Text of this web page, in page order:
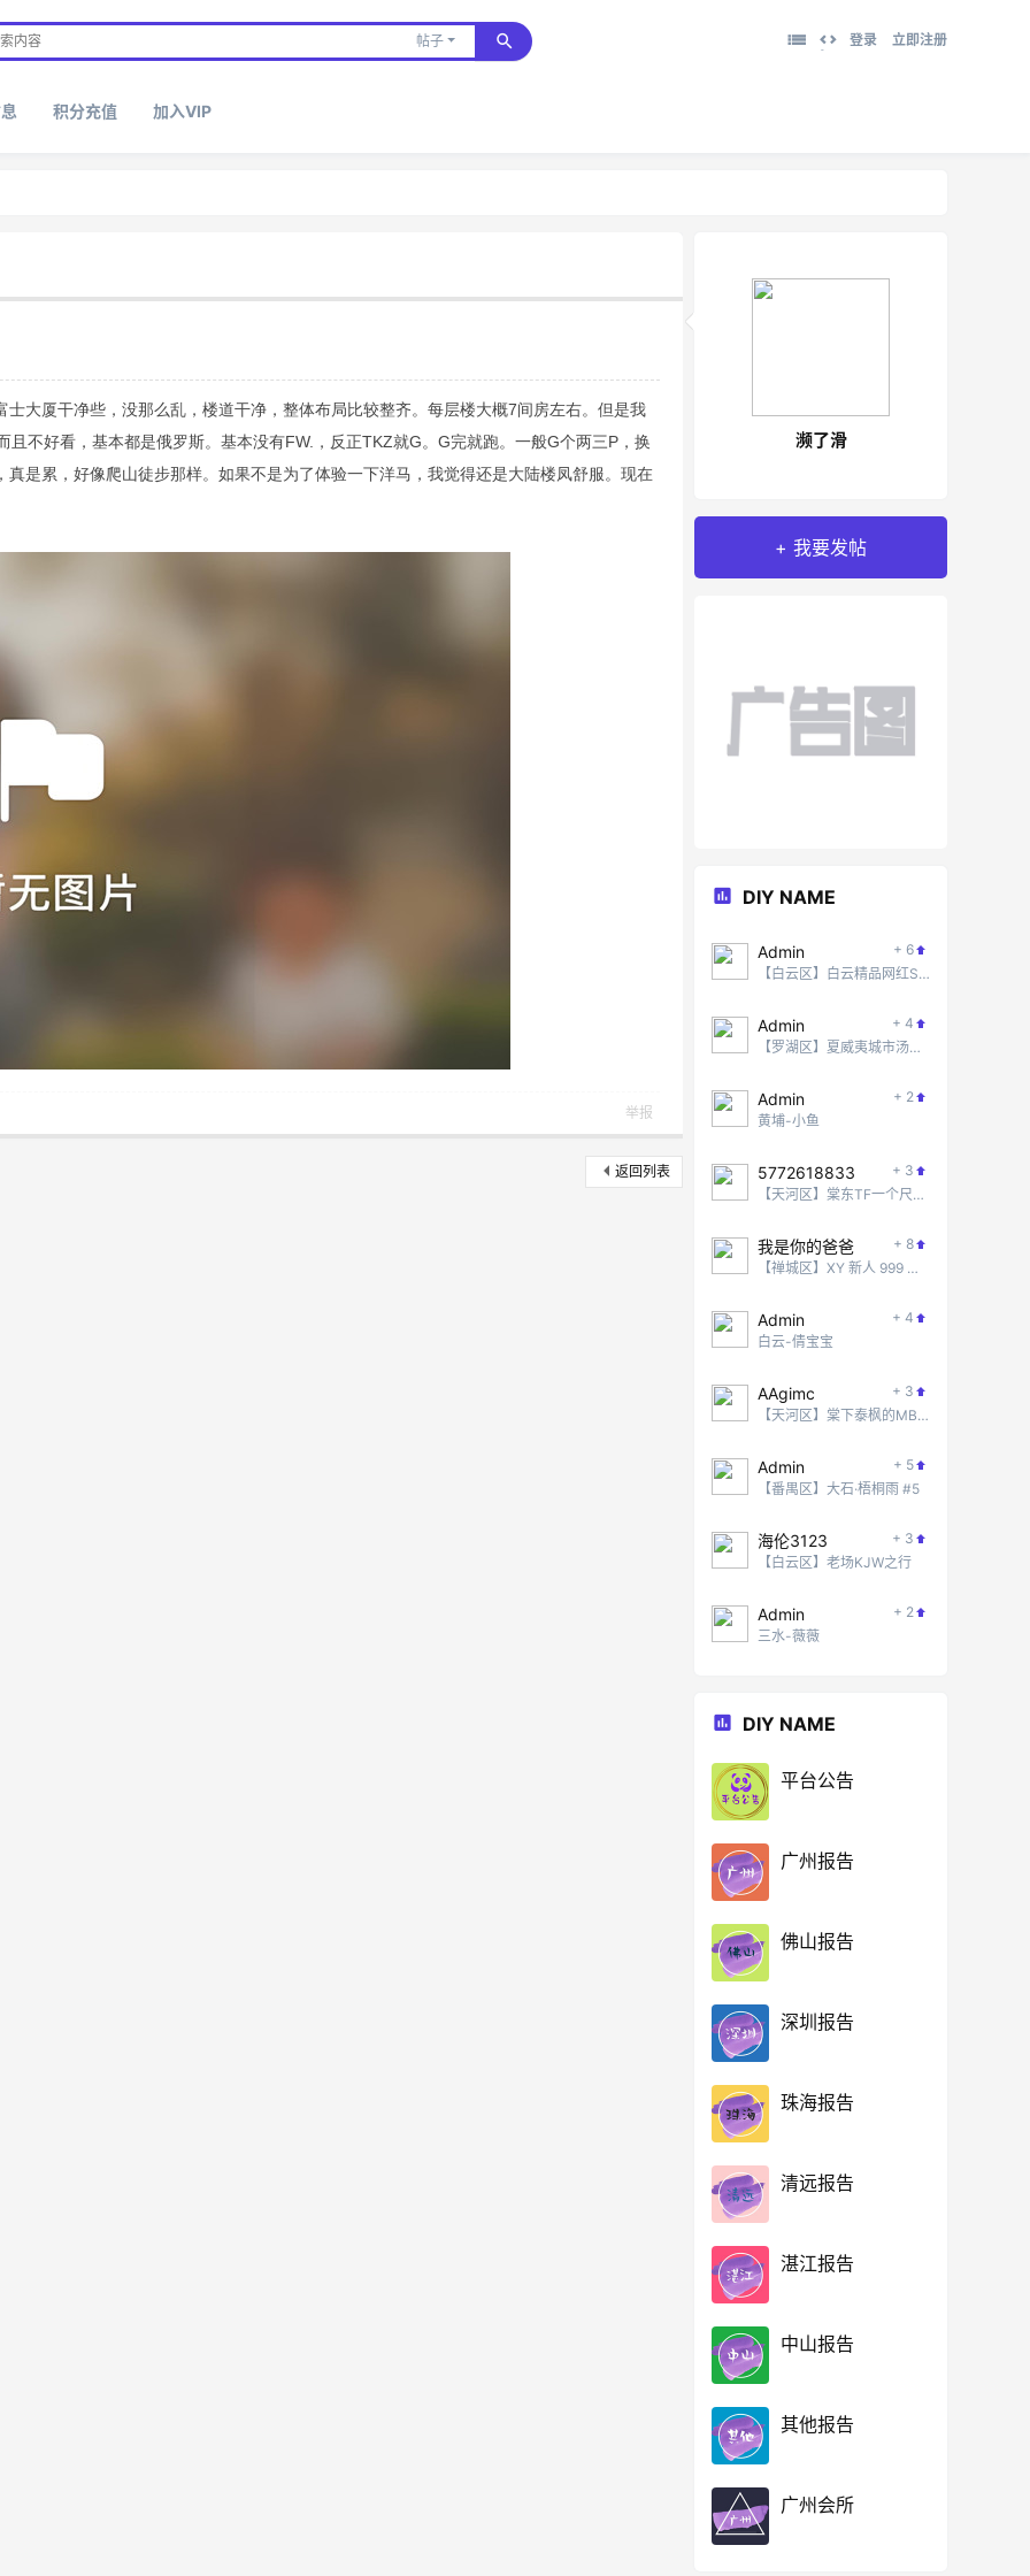
帖子 登录 立即注册
积分充值 加入VIP
大厦干净些，没那么乱，楼道干净，整体布局比较整齐。每层楼大概7间房左右。但是我
不好看，基本都是俄罗斯。基本没有FW.，反正TKZ就G。G完就跑。一般G个两三P，换
是累，好像爬山徒步那样。如果不是为了体验一下洋马，我觉得还是大陆楼凤舒服。现在
举报
返回列表
濒了滑
+ 我要发帖
DIY NAME
Admin
+ 6
【白云区】白云精品网红SPA #5
Admin
+ 4
【罗湖区】夏威夷城市汤泉 #2
Admin
+ 2
黄埔-小鱼
5772618833
+ 3
【天河区】棠东TF一个尺度还不错的地方
我是你的爸爸
+ 8
【禅城区】XY 新人 999 无脑冲！
Admin
+ 4
白云-倩宝宝
AAgimc
+ 3
【天河区】棠下泰枫的MB项目
Admin
+ 5
【番禺区】大石·梧桐雨 #5
海伦3123
+ 3
【白云区】老场KJW之行
Admin
+ 2
三水-薇薇
DIY NAME
平台公告
广州报告
佛山报告
深圳报告
珠海报告
清远报告
湛江报告
中山报告
其他报告
广州会所